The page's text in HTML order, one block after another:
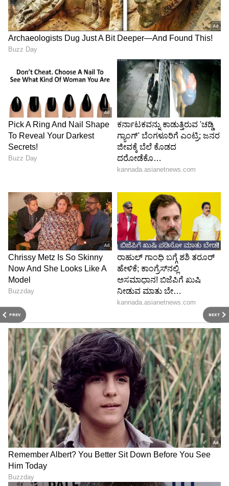
PREV NEXT
ಯೋಗ ಮಾಡುವುದರಿಂದ ದೇಹದ ರೋಗ ನಿರೋಧಕ ಶಕ್ತಿ
ವೃಧ್ಧಿಸುತ್ತದೆ. ಯೋಗ ಪ್ರಾಣಯಾಮ ಮತ್ತು ಧ್ಯಾನ
ನಿರಂತರವಾಗಿ ಮಾಡುವುದರಿಂದ ದೇಹ ಮನಸ್ಸು ಮತ್ತು
ಆತ್ಮಗಳ ನಡುವೆ ಹೊಂದಾಣಿಕೆ ಉಂಟಾಗಿ ಪರಿಪೂರ್ಣ
ಆರೋಗ್ಯಕ್ಕೆ ಧನಾತ್ಮಕ ಮುನ್ನುಡಿ ಬರೆಯುತ್ತದೆ.
ಯೋಗದಿಂದ ಮಾನಸಿಕ ಶಾಂತಿ ನೆಮ್ಮದಿ ದೊರಕಿ ಕೌಟುಂಬಿಕ
ಮತ್ತು ಸಾಮಾಜಿಕ ಸಂಬಂಧಗಳು ವೃದ್ಧಿಸಿ ಆರೋಗ್ಯ ಪೂರ್ಣ
ಕುಟುಂಬ ಮತ್ತು ಸಮಾಜದ ನಿರ್ಮಾಣಕ್ಕೆ ಕಾರಣವಾಗುತ್ತದೆ.
ಯೋಗದಿಂದ ಅಂತಃಪ್ರಜ್ಞೆ ಸುಧಾರಿಸಿ ನಮ್ಮನ್ನು ನಾವು
ಅರಿತುಕೊಳ್ಳಲು ಮತ್ತು ಯಾವ ಕೆಲಸವನ್ನು ಯಾವಾಗ ಹೇಗೆ,
ಯಾಕೆ, ಮಾಡಬೇಕು ಎಂಬ ಪ್ರಜ್ಞೆಯನ್ನು ಮೂಡಿಸುತ್ತದೆ ಮತ್ತು
ಸಮಾಜದ ಸತ್ಪ್ರಜೆಯನ್ನಾಗಿಸುತ್ತದೆ ಎಂದರೂ ತಪ್ಪಾಗಲಾರದು.
ಕೊನೆಮಾತು:
೨೦೨೬ರ ವಿಶ್ವ ಯೋಗ ದಿನ ಆಚರಣೆಯ ಧ್ಯೇಯ ವಾಕ್ಯ
‘Yoga for Healthy Aging’ ಎಂಬುದಾಗಿದೆ. ನಿರಂತರ
ಯೋಗ ಮಾಡುತ್ತಾ, ವಯಸ್ಸಾದ ಬಳಿಕವೂ ದೈಹಿಕ ಮತ್ತು
ಮಾನಸಿಕ ಆರೋಗ್ಯ ಕಾಪಾಡಿಕೊಳ್ಳಿ ಎಂಬ ತಾತ್ಪರ್ಯ ಈ
ಧ್ಯೇಯ ವಾಕ್ಯದಲ್ಲಿ ಅಡಗಿದೆ.
‘ಯೋಗದಿಂದ ರೋಗ ದೂರ’ ಎಂಬ ಹಿರಿಯರ ಮಾತಿನಂತೆ
ಯಾವುದೇ ಜಾತಿ ಮತ, ಧರ್ಮ, ಲಿಂಗಗಳ ಬೇಧವಿಲ್ಲದೆ
ನಾವೆಲ್ಲಾ ದಿನನಿತ್ಯ ಯೋಗ, ಧ್ಯಾನ ಮತ್ತು ಪ್ರಾಣಾಯಾಮ
ಮಾಡುತ್ತಾ ನಮ್ಮ ಸನಾತನ ಸಂಸ್ಕೃತಿಯ ಅವಿಭಾಜ್ಯ
ಅಂಗವಾದ ಯೋಗವನ್ನು ದೈನಂದಿನ ಜೀವನದಲ್ಲಿ